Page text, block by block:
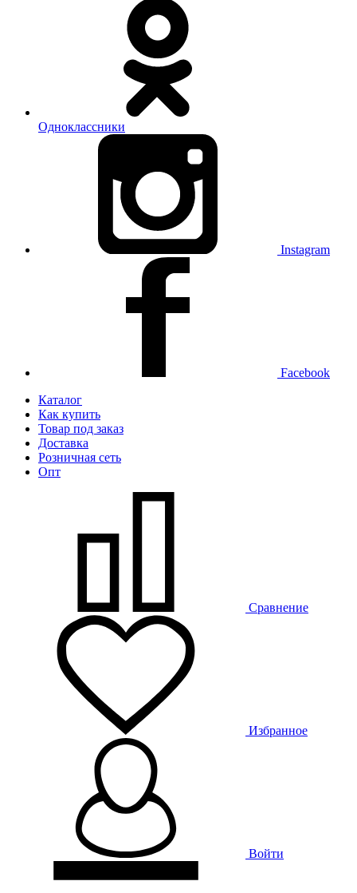
Одноклассники
Instagram
Facebook
Каталог
Как купить
Товар под заказ
Доставка
Розничная сеть
Опт
Сравнение
Избранное
Войти